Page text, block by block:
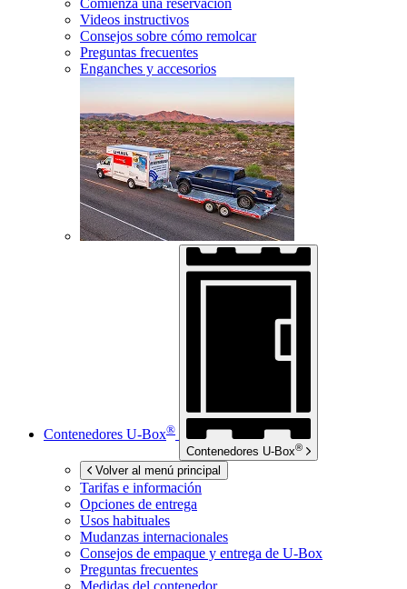
Comienza una reservación
Videos instructivos
Consejos sobre cómo remolcar
Preguntas frecuentes
Enganches y accesorios
Contenedores U-Box®
Contenedores U-Box®
Volver al menú principal
Tarifas e información
Opciones de entrega
Usos habituales
Mudanzas internacionales
Consejos de empaque y entrega de U-Box
Preguntas frecuentes
Medidas del contenedor